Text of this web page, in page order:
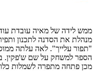
ממש לידה של מאיה עובדת
מנהלת את הסדנה לתכנון
הספר למשחק על שם ש'פקין.
מכן פתחה מתפרה לשמלות